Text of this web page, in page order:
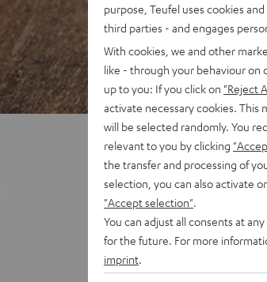
AIRY TRUE WIRELESS
Abmessungen
purpose, Teufel uses cookies
third parties - and engages
With cookies, we and other
like - through your behaviour on
up to you: If you click on "Reject
activate necessary cookies.
will be selected randomly. You
relevant to you by clicking
the transfer and processing of
selection, you can also activate
"Accept selection"
You can adjust all consents at
for the future. For more
imprint